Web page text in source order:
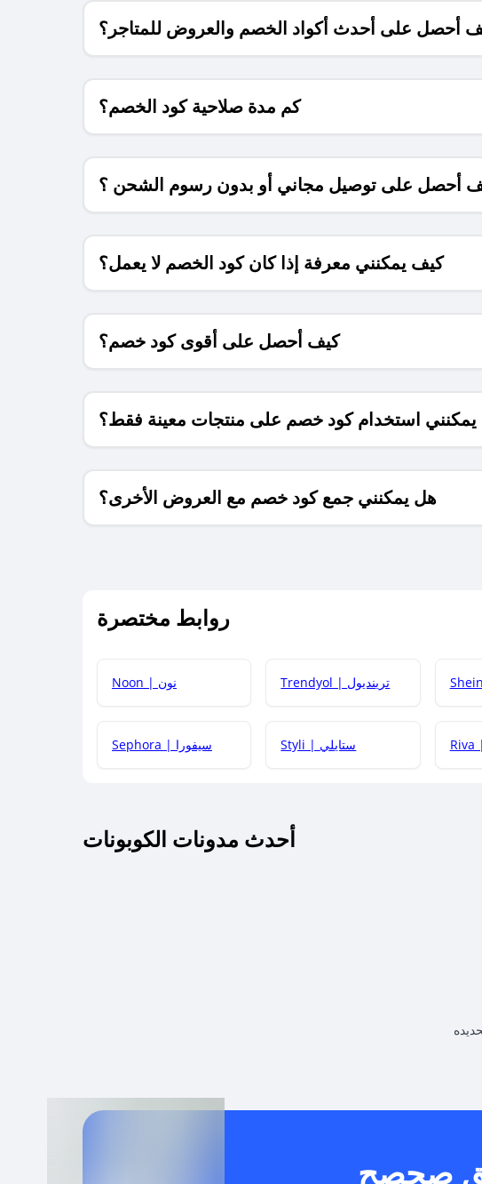
أحصل على أحدث أكواد الخصم والعروض للمتاجر؟
كم مدة صلاحية كود الخصم؟
أحصل على توصيل مجاني أو بدون رسوم الشحن ؟
كيف يمكنني معرفة إذا كان كود الخصم لا يعمل؟
كيف أحصل على أقوى كود خصم؟
استخدام كود خصم على منتجات معينة فقط؟
هل يمكنني جمع كود خصم مع العروض الأخرى؟
روابط مختصرة
Noon | نون Trendyol | ترينديول
Sephora | سيفورا Styli | ستايلي
أحدث مدونات الكوبونات
صحصح